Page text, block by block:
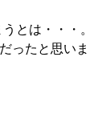
とは・・・。
ったと思いま